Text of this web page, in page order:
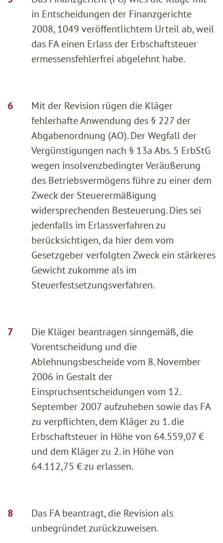
in Entscheidungen der Finanzgerichte
2008, 1049 veröffentlichtem Urteil ab, weil
das FA einen Erlass der Erbschaftsteuer
ermessensfehlerfrei abgelehnt habe.
Mit der Revision rügen die Kläger
fehlerhafte Anwendung des § 227 der
Abgabenordnung (AO). Der Wegfall der
Vergünstigungen nach § 13a Abs. 5 ErbStG
wegen insolvenzbedingter Veräußerung
des Betriebsvermögens führe zu einer dem
Zweck der Steuerermäßigung
widersprechenden Besteuerung. Dies sei
jedenfalls im Erlassverfahren zu
berücksichtigen, da hier dem vom
Gesetzgeber verfolgten Zweck ein stärkeres
Gewicht zukomme als im
Steuerfestsetzungsverfahren.
Die Kläger beantragen sinngemäß, die
Vorentscheidung und die
Ablehnungsbescheide vom 8. November
2006 in Gestalt der
Einspruchsentscheidungen vom 12.
September 2007 aufzuheben sowie das FA
zu verpflichten, dem Kläger zu 1. die
Erbschaftsteuer in Höhe von 64.559,07 €
und dem Kläger zu 2. in Höhe von
64.112,75 € zu erlassen.
Das FA beantragt, die Revision als
unbegründet zurückzuweisen.